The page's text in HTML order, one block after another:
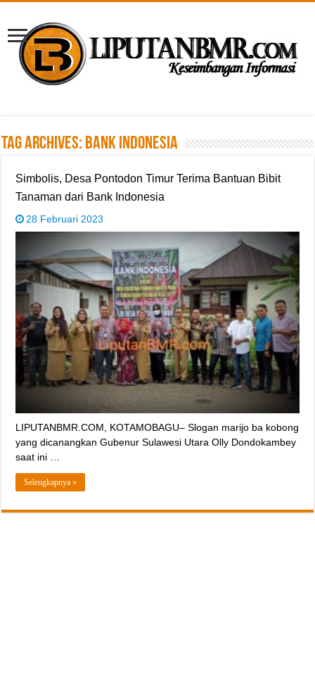
Tag Archives: Bank Indonesia
Simbolis, Desa Pontodon Timur Terima Bantuan Bibit
Tanaman dari Bank Indonesia
28 Februari 2023
LIPUTANBMR.COM, KOTAMOBAGU– Slogan marijo ba kobong
yang dicanangkan Gubenur Sulawesi Utara Olly Dondokambey
saat ini …
Selengkapnya »